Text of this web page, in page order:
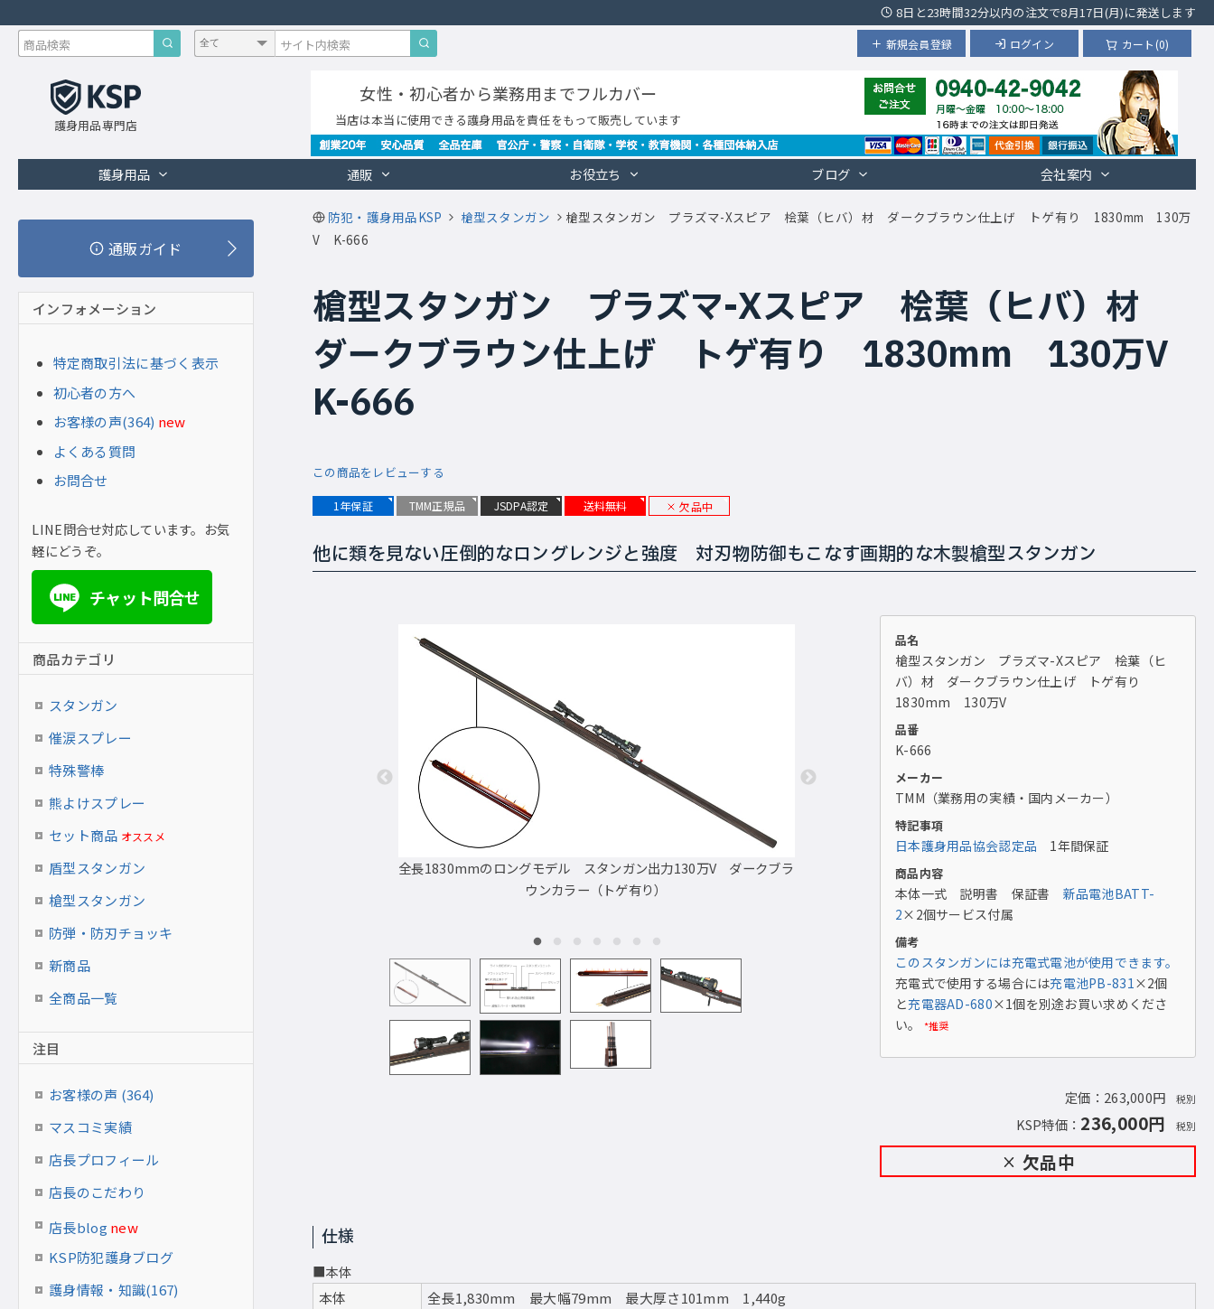
8日と23時間32分以内の注文で8月17日(月)に発送します
カート(0)
ログイン
新規会員登録
護身用品専門店
女性・初心者から業務用までフルカバー
当店は本当に使用できる護身用品を責任をもって販売しています
護身用品 通販 お役立ち ブログ 会社案内
防犯・護身用品KSP 槍型スタンガン
槍型スタンガン プラズマ-Xスピア 桧葉（ヒバ）材 ダークブラウン仕上げ トゲ有り 1830mm 130万
V K-666
槍型スタンガン プラズマ-Xスピア 桧葉（ヒバ）材
ダークブラウン仕上げ トゲ有り 1830mm 130万V
K-666
この商品をレビューする
1年保証 TMM正規品 JSDPA認定 送料無料 欠品中
他に類を見ない圧倒的なロングレンジと強度 対刃物防御もこなす画期的な木製槍型スタンガン
槍型スタンガン専用ラック（別売）収納イメージ
全長1830mmのロングモデル スタンガン出力130万V ダークブラ
ウンカラー（トゲ有り）
機能図（トゲ部画像カラーは代表例）
品名
槍型スタンガン プラズマ-Xスピア 桧葉（ヒ
バ）材 ダークブラウン仕上げ トゲ有り
1830mm 130万V
品番
K-666
メーカー
TMM（業務用の実績・国内メーカー）
特記事項
日本護身用品協会認定品 1年間保証
商品内容
本体一式 説明書 保証書 新品電池BATT-
2×2個サービス付属
備考
このスタンガンには充電式電池が使用できます。
充電式で使用する場合には充電池PB-831×2個
と充電器AD-680×1個を別途お買い求めくださ
い。
*推奨
定価：263,000円 税別
KSP特価： 236,000円 税別
欠品中
仕様
■本体
本体
全長1,830mm 最大幅79mm 最大厚さ101mm 1,440g
通販ガイド
インフォメーション
特定商取引法に基づく表示
初心者の方へ
お客様の声(364) new
よくある質問
お問合せ
LINE問合せ対応しています。お気
軽にどうぞ。
LINE チャット問合せ
商品カテゴリ
スタンガン
催涙スプレー
特殊警棒
熊よけスプレー
セット商品 オススメ
盾型スタンガン
槍型スタンガン
防弾・防刃チョッキ
新商品
全商品一覧
注目
お客様の声 (364)
マスコミ実績
店長プロフィール
店長のこだわり
店長blog new
KSP防犯護身ブログ
護身情報・知識(167)